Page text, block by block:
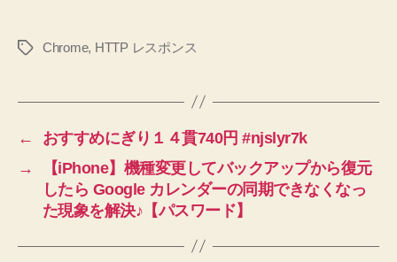
タ
Chrome, HTTP レスポンス
←
おすすめにぎり１４貫740円 #njslyr7k
→
【iPhone】機種変更してバックアップから復元
したら Google カレンダーの同期できなくなっ
た現象を解決♪【パスワード】